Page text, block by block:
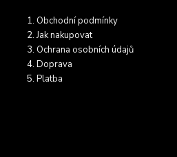
Obchodní podmínky
Jak nakupovat
Ochrana osobních údajů
Doprava
Platba